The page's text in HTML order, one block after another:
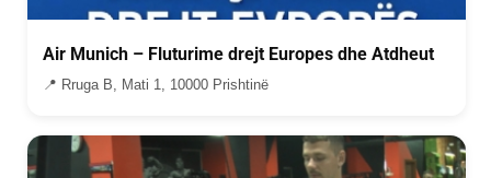
Air Munich – Fluturime drejt Europes dhe Atdheut
📍 Rruga B, Mati 1, 10000 Prishtinë